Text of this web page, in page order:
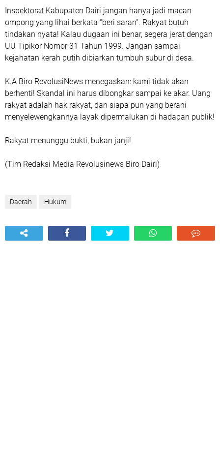
Inspektorat Kabupaten Dairi jangan hanya jadi macan
ompong yang lihai berkata “beri saran”. Rakyat butuh
tindakan nyata! Kalau dugaan ini benar, segera jerat dengan
UU Tipikor Nomor 31 Tahun 1999. Jangan sampai
kejahatan kerah putih dibiarkan tumbuh subur di desa.
K.A Biro RevolusiNews menegaskan: kami tidak akan
berhenti! Skandal ini harus dibongkar sampai ke akar. Uang
rakyat adalah hak rakyat, dan siapa pun yang berani
menyelewengkannya layak dipermalukan di hadapan publik!
Rakyat menunggu bukti, bukan janji!
(Tim Redaksi Media Revolusinews Biro Dairi)
Daerah Hukum